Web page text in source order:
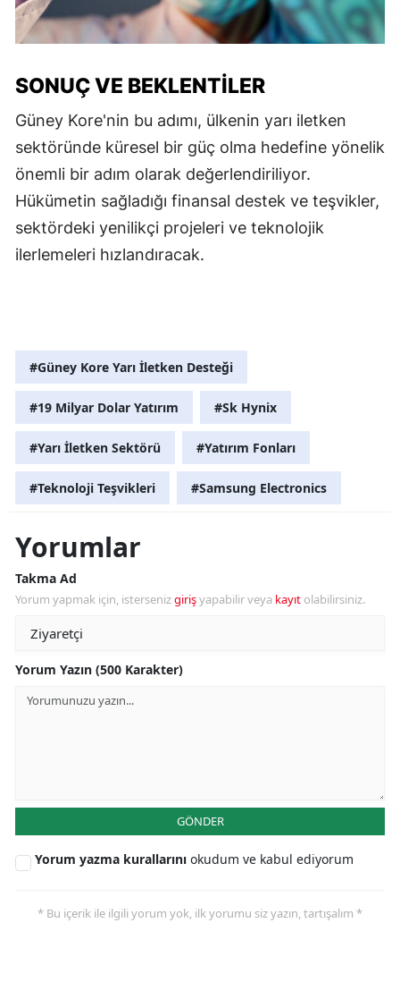
SONUÇ VE BEKLENTILER
Güney Kore'nin bu adımı, ülkenin yarı iletken
sektöründe küresel bir güç olma hedefine yönelik
önemli bir adım olarak değerlendiriliyor.
Hükümetin sağladığı finansal destek ve teşvikler,
sektördeki yenilikçi projeleri ve teknolojik
ilerlemeleri hızlandıracak.
#Güney Kore Yarı İletken Desteği
#19 Milyar Dolar Yatırım #Sk Hynix
#Yarı İletken Sektörü #Yatırım Fonları
#Teknoloji Teşvikleri #Samsung Electronics
Yorumlar
Takma Ad
Yorum yapmak için, istersenizgirişyapabilir veya kayıt olabilirsiniz.
Yorum Yazın (500 Karakter)
GÖNDER
Yorum yazma kurallarını okudum ve kabul ediyorum
* Bu içerik ile ilgili yorum yok, ilk yorumu siz yazın, tartışalım *